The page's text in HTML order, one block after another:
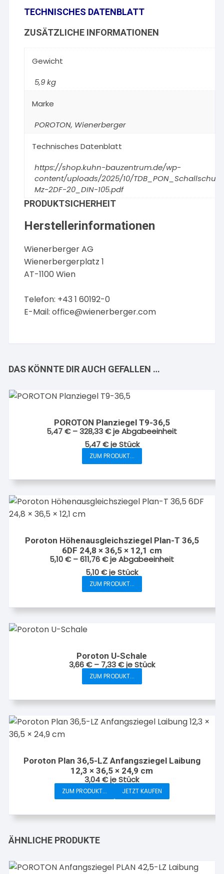
TECHNISCHES DATENBLATT
ZUSÄTZLICHE INFORMATIONEN
Gewicht
5,9 kg
Marke
POROTON, Wienerberger
Technisches Datenblatt
https://shop.kuhn-bauzentrum.de/wp-
content/uploads/2025/10/
Mz-2DF-20_DIN-105.pdf
PRODUKTSICHERHEIT
Herstellerinformationen
Wienerberger AG
Wienerbergerplatz 1
AT-1100 Wien
Telefon: +43 1 60192-0
E-Mail:office@wienerberger.com
DAS KÖNNTE DIR AUCH GEFALLEN …
POROTON Planziegel T9-36,5
5,47€–328,33€je Abgabeeinheit
5,47€jeStück
ZUM PRODUKT...
Dieses
weist
mehrere
Varianten
Optionen
können
auf
der
Produktseite
gewählt
Poroton Höhenausgleichsziegel Plan-T 36,5
6DF 24,8 × 36,5 × 12,1 cm
5,10€–611,76€je Abgabeeinheit
5,10€jeStück
ZUM PRODUKT...
Dieses
weist
Die
Optionen
können
auf
Produktseite
Poroton U-Schale
3,66€– 7,33€je Stück
ZUM PRODUKT...
Dieses
weist
mehrere
Varianten
Optionen
können
auf
der
Produktseite
Poroton Plan 36,5-LZ Anfangsziegel Laibung
12,3 × 36,5 × 24,9 cm
3,04€je Stück
ZUM PRODUKT... JETZT KAUFEN
ÄHNLICHE PRODUKTE